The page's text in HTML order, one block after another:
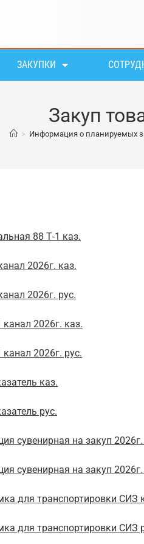
ЗАКУПКИ
Закуп
> Информация о планируемых
88 Т-1 каз.
2026г. каз.
2026г. рус.
2026г. каз.
2026г. рус.
каз.
рус.
сувенирная на закуп 2026г.
сувенирная на закуп 2026г.
для транспортировки СИЗ
для транспортировки СИЗ